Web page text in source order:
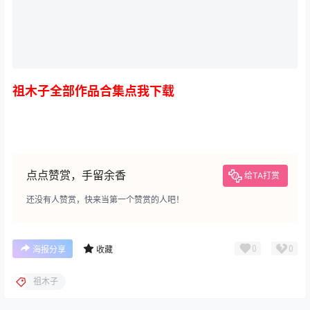
祖木子全部作品合集点我下载
点点赞赏，手留余香 给TA打赏
还没有人赞赏，快来当第一个赞赏的人吧！
海报分享 收藏 0 0
祖木子